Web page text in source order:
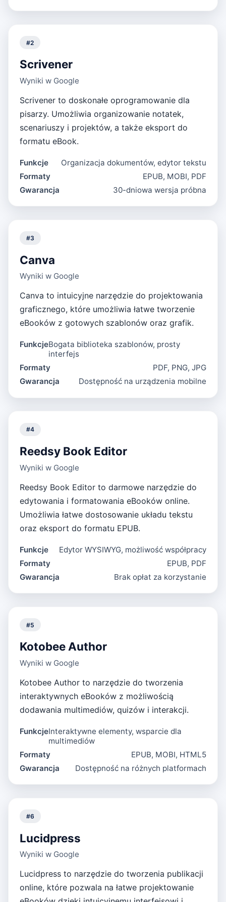
#2
Scrivener
Wyniki w Google
Scrivener to doskonałe oprogramowanie dla
pisarzy. Umożliwia organizowanie notatek,
scenariuszy i projektów, a także eksport do
formatu eBook.
Funkcje
Organizacja dokumentów, edytor tekstu
Formaty
EPUB, MOBI, PDF
Gwarancja
30-dniowa wersja próbna
#3
Canva
Wyniki w Google
Canva to intuicyjne narzędzie do projektowania
graficznego, które umożliwia łatwe tworzenie
eBooków z gotowych szablonów oraz grafik.
FunkcjeBogata biblioteka szablonów, prosty
interfejs
Formaty
PDF, PNG, JPG
Gwarancja
Dostępność na urządzenia mobilne
#4
Reedsy Book Editor
Wyniki w Google
Reedsy Book Editor to darmowe narzędzie do
edytowania i formatowania eBooków online.
Umożliwia łatwe dostosowanie układu tekstu
oraz eksport do formatu EPUB.
Funkcje
Edytor WYSIWYG, możliwość współpracy
Formaty
EPUB, PDF
Gwarancja
Brak opłat za korzystanie
#5
Kotobee Author
Wyniki w Google
Kotobee Author to narzędzie do tworzenia
interaktywnych eBooków z możliwością
dodawania multimediów, quizów i interakcji.
FunkcjeInteraktywne elementy, wsparcie dla
multimediów
Formaty
EPUB, MOBI, HTML5
Gwarancja
Dostępność na różnych platformach
#6
Lucidpress
Wyniki w Google
Lucidpress to narzędzie do tworzenia publikacji
online, które pozwala na łatwe projektowanie